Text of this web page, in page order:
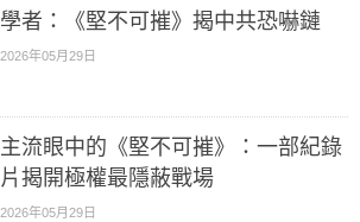
學者：《堅不可摧》揭中共恐嚇鏈
2026年05月29日
主流眼中的《堅不可摧》：一部紀錄
片揭開極權最隱蔽戰場
2026年05月29日